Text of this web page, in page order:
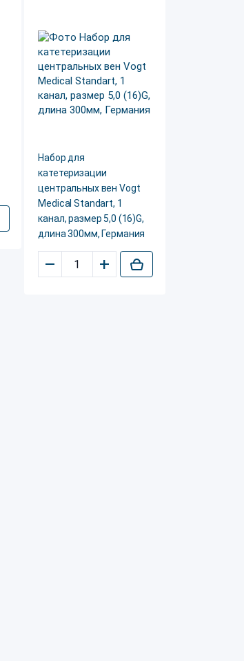
Набор для
катетеризации
центральных вен Vogt
Medical Standart, 1
канал, размер 5,0 (16)G,
длина 300мм, Германия
– +